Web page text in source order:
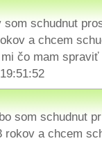
som schudnut
a chcem
čo mam
som schudnut
rokov a chcem